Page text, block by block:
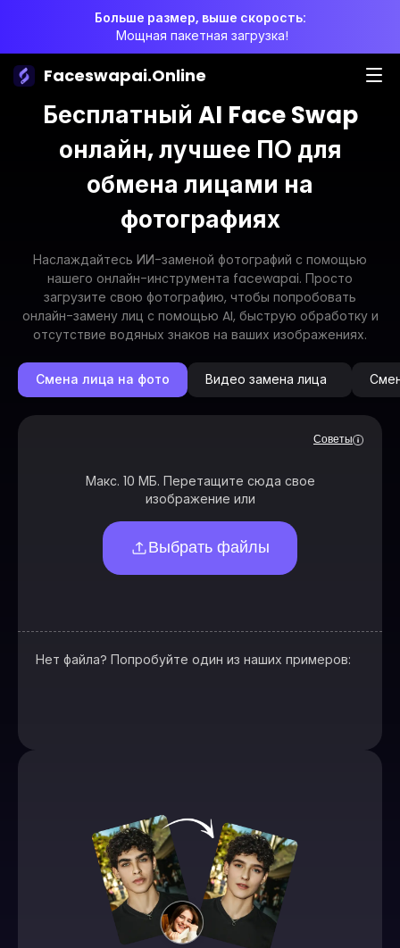
Больше размер, выше скорость:
Мощная пакетная загрузка!
Faceswapai.Online
Бесплатный AI Face Swap
онлайн, лучшее ПО для
обмена лицами на
фотографиях
Наслаждайтесь ИИ-заменой фотографий с помощью
нашего онлайн-инструмента facewapai. Просто
загрузите свою фотографию, чтобы попробовать
онлайн-замену лиц с помощью AI, быструю обработку и
отсутствие водяных знаков на ваших изображениях.
Смена лица на фото Видео замена лица
Макс. 10 МБ. Перетащите сюда свое
изображение или
Выбрать файлы
Нет файла? Попробуйте один из наших примеров:
Советы